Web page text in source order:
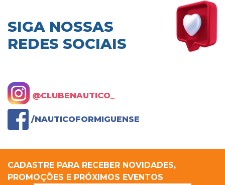
SIGA NOSSAS
REDES SOCIAIS
@CLUBENAUTICO_
/NAUTICOFORMIGUENSE
CADASTRE PARA RECEBER NOVIDADES,
PROMOÇÕES E PRÓXIMOS EVENTOS